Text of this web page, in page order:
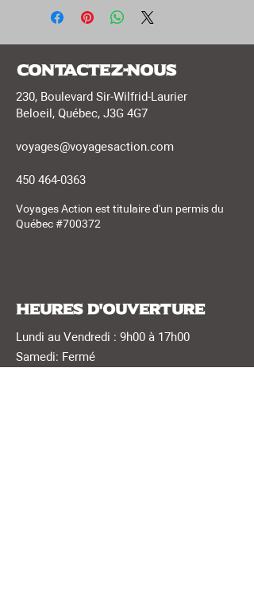
Contactez-nous
230, Boulevard Sir-Wilfrid-Laurier
Beloeil, Québec, J3G 4G7
voyages@voyagesaction.com
450 464-0363
Voyages Action est titulaire d'un permis du
Québec #700372
Heures d'ouverture
Lundi au Vendredi : 9h00 à 17h00
Samedi: Fermé